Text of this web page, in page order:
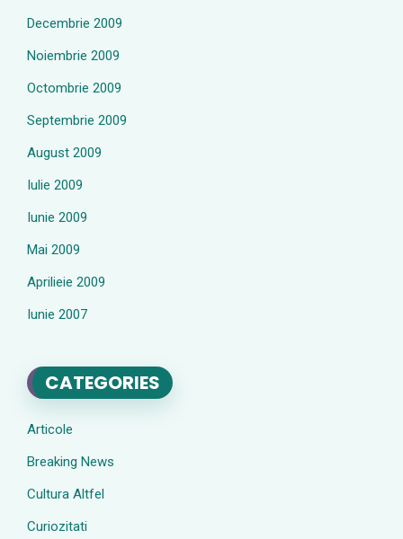
Decembrie 2009
Noiembrie 2009
Octombrie 2009
Septembrie 2009
August 2009
Iulie 2009
Iunie 2009
Mai 2009
Aprilieie 2009
Iunie 2007
CATEGORIES
Articole
Breaking News
Cultura Altfel
Curiozitati